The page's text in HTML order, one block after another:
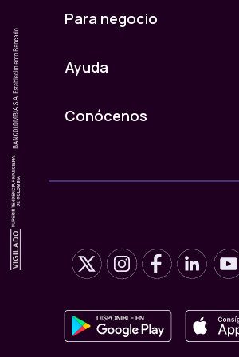
En tu huerta puedes crear una
intención de sembrar en casa
urbanos, para que puedas guiarte.
térmico. Conocerte te permitirá
5. Planea tus cultivos, tus metas y
según el espacio que tengas y tus
Aprende de las plantas, que
aprovechando por completo un
Para negocio
Ayuda
Conócenos